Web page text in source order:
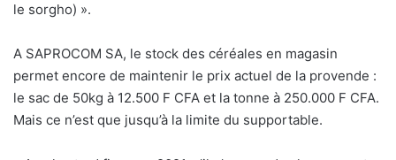
le sorgho) ».
A SAPROCOM SA, le stock des céréales en magasin
permet encore de maintenir le prix actuel de la provende :
le sac de 50kg à 12.500 F CFA et la tonne à 250.000 F CFA.
Mais ce n’est que jusqu’à la limite du supportable.